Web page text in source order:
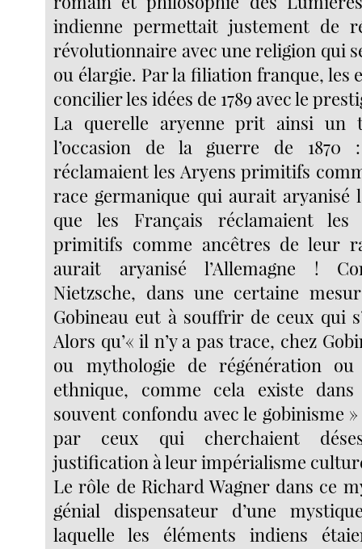
indienne permettait justement de
révolutionnaire avec une religion qui
ou élargie. Par la filiation franque, les
concilier les idées de 1789 avec le
La querelle aryenne prit ainsi un
l’occasion de la guerre de 1870
réclamaient les Aryens primitifs
race germanique qui aurait aryanisé
que les Français réclamaient les
primitifs comme ancêtres de leur
aurait aryanisé l’Allemagne !
Nietzsche, dans une certaine
Gobineau eut à souffrir de ceux qui
Alors qu’« il n’y a pas trace, chez
ou mythologie de régénération
ethnique, comme cela existe dans
souvent confondu avec le gobinisme »
par ceux qui cherchaient
justification à leur impérialisme
Le rôle de Richard Wagner dans ce
génial dispensateur d’une
laquelle les éléments indiens